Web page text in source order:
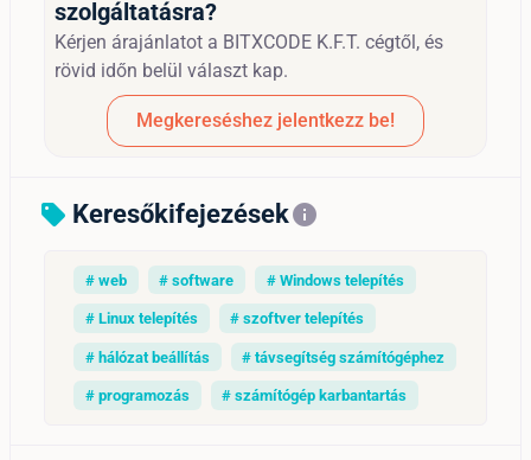
szolgáltatásra?
Kérjen árajánlatot a BITXCODE K.F.T. cégtől, és
rövid időn belül választ kap.
Megkereséshez jelentkezz be!
sell Keresőkifejezésekinfo
# web # software # Windows telepítés
# Linux telepítés # szoftver telepítés
# hálózat beállítás # távsegítség számítógéphez
# programozás # számítógép karbantartás